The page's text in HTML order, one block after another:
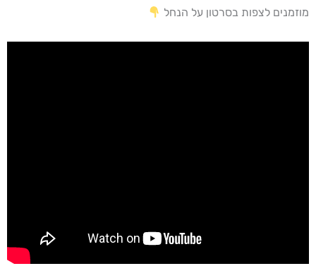
מוזמנים לצפות בסרטון על הנחל